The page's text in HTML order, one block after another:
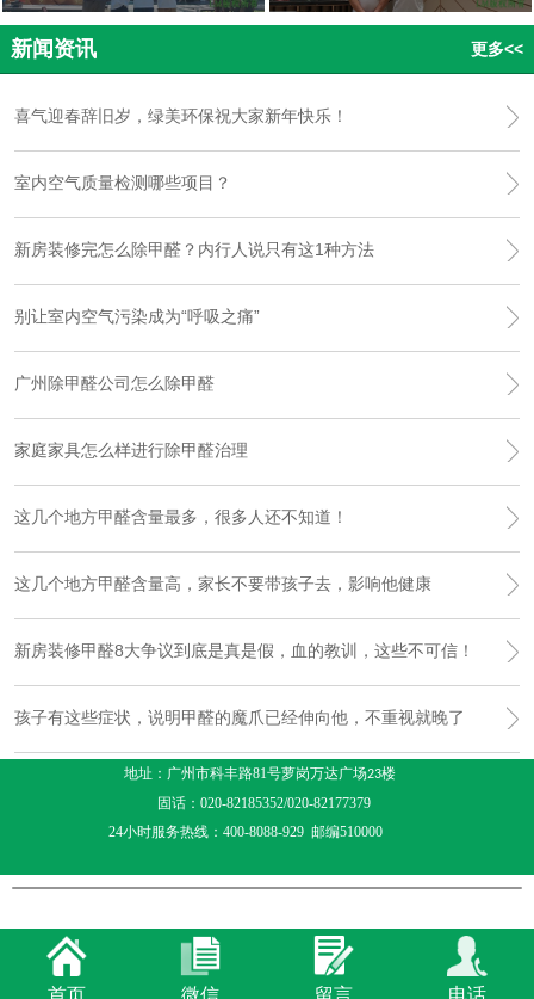
新闻资讯 更多<<
喜气迎春辞旧岁，绿美环保祝大家新年快乐！
室内空气质量检测哪些项目？
新房装修完怎么除甲醛？内行人说只有这1种方法
别让室内空气污染成为“呼吸之痛”
广州除甲醛公司怎么除甲醛
家庭家具怎么样进行除甲醛治理
这几个地方甲醛含量最多，很多人还不知道！
这几个地方甲醛含量高，家长不要带孩子去，影响他健康
新房装修甲醛8大争议到底是真是假，血的教训，这些不可信！
孩子有这些症状，说明甲醛的魔爪已经伸向他，不重视就晚了
地址：广州市科丰路81号萝岗万达广场23楼
固话：020-82185352/020-82177379
24小时服务热线：400-8088-929 邮编510000
首页 微信 留言 电话